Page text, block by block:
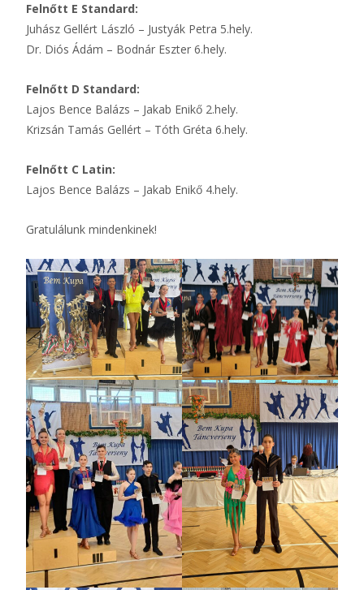
Felnőtt E Standard:
Juhász Gellért László – Justyák Petra 5.hely.
Dr. Diós Ádám – Bodnár Eszter 6.hely.
Felnőtt D Standard:
Lajos Bence Balázs – Jakab Enikő 2.hely.
Krizsán Tamás Gellért – Tóth Gréta 6.hely.
Felnőtt C Latin:
Lajos Bence Balázs – Jakab Enikő 4.hely.
Gratulálunk mindenkinek!